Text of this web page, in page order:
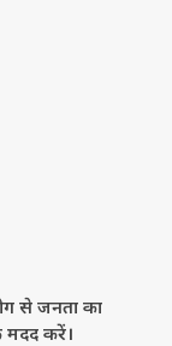
से जनता का
मदद करें।